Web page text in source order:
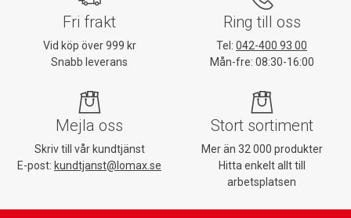
Fri frakt
Vid köp över 999 kr
Snabb leverans
Ring till oss
Tel: 042-400 93 00
Mån-fre: 08:30-16:00
Mejla oss
Skriv till vår kundtjänst
E-post: kundtjanst@lomax.se
Stort sortiment
Mer än 32 000 produkter
Hitta enkelt allt till
arbetsplatsen